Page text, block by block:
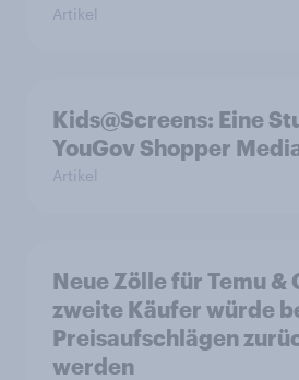
Artikel
Kids@Screens: Eine
YouGov Shopper
Artikel
Neue Zölle für Temu &
zweite Käufer würde
Preisaufschlägen zurückhaltender
werden